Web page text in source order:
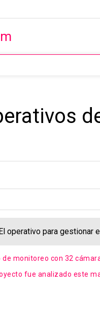
operativo para gestionar
monitoreo con 32
fue analizado este